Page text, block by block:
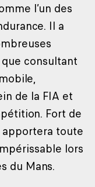
l’un des
Il a
consultant
de la FIA et
Fort de
apportera toute
lors
du Mans.